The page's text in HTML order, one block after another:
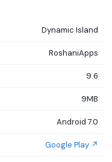
Dynamic Island
RoshaniApps
9.6
9MB
Android 7.0
Google Play ↗